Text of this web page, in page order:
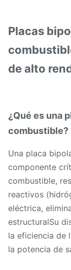
Placas
de alto
¿Qué es una
combustible?
Una placa
componente
combustible,
reactivos
eléctrica,
estructuralSu
la eficiencia de
la potencia de